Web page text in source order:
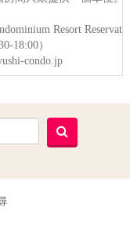
Resort
18:00）
condo.jp